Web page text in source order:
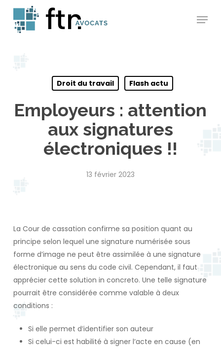
main
Menu
Droit du travail Flash actu
Employeurs : attention
aux signatures
électroniques !!
13 février 2023
La Cour de cassation confirme sa position quant au
principe selon lequel une signature numérisée sous
forme d’image ne peut être assimilée à une signature
électronique au sens du code civil. Cependant, il faut
apprécier cette solution in concreto. Une telle signature
pourrait être considérée comme valable à deux
conditions :
Si elle permet d’identifier son auteur
Si celui-ci est habilité à signer l’acte en cause (en